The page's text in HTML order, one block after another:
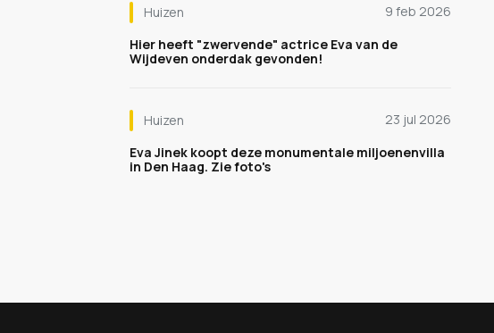
Huizen
9 feb 2026
Hier heeft "zwervende" actrice Eva van de
Wijdeven onderdak gevonden!
Huizen
23 jul 2026
Eva Jinek koopt deze monumentale miljoenenvilla
in Den Haag. Zie foto's